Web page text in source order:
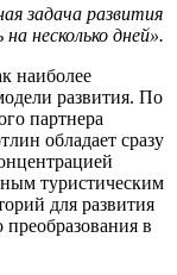
задача развития
несколько дней».
наиболее
развития. По
партнера
обладает сразу
туристическим
для развития
в